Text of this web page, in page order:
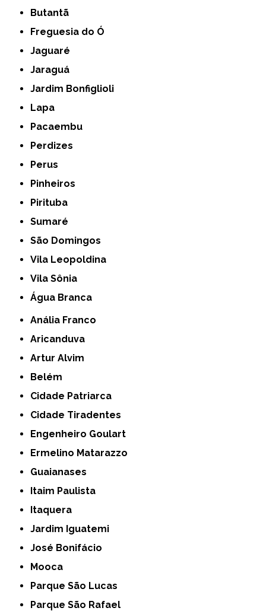
Butantã
Freguesia do Ó
Jaguaré
Jaraguá
Jardim Bonfiglioli
Lapa
Pacaembu
Perdizes
Perus
Pinheiros
Pirituba
Sumaré
São Domingos
Vila Leopoldina
Vila Sônia
Água Branca
Anália Franco
Aricanduva
Artur Alvim
Belém
Cidade Patriarca
Cidade Tiradentes
Engenheiro Goulart
Ermelino Matarazzo
Guaianases
Itaim Paulista
Itaquera
Jardim Iguatemi
José Bonifácio
Mooca
Parque São Lucas
Parque São Rafael